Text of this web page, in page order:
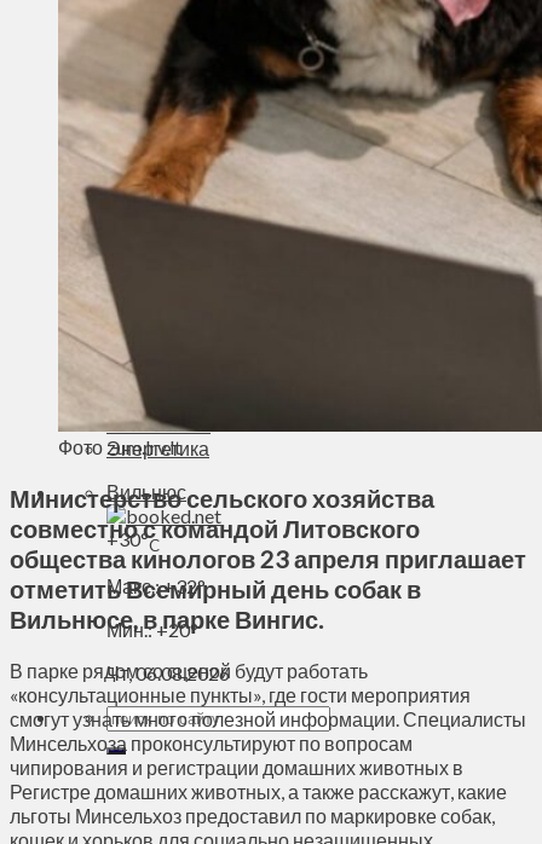
Фоторепортаж
Туризм
ЛК рекомендует
Сеньорам
Образование
Здравоохранение
Экология
Происшествия
Приграничье
Выборы
Агроновости
Едим дома
Ищу семью
Духовное пространство
Спорт
Технологии
Энергетика
Вильнюс
+30°C
Макс.:+32°
Мин.:+20°
Чт, 06.08.2026
Фото zum.lrv.lt
Министерство сельского хозяйства
совместно с командой Литовского
общества кинологов 23 апреля приглашает
отметить Всемирный день собак в
Вильнюсе, в парке Вингис.
В парке рядом со сценой будут работать
«консультационные пункты», где гости мероприятия
смогут узнать много полезной информации. Специалисты
Минсельхоза проконсультируют по вопросам
чипирования и регистрации домашних животных в
Регистре домашних животных, а также расскажут, какие
льготы Минсельхоз предоставил по маркировке собак,